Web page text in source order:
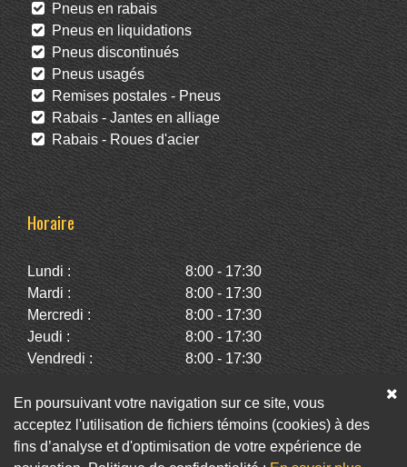
Pneus en rabais
Pneus en liquidations
Pneus discontinués
Pneus usagés
Remises postales - Pneus
Rabais - Jantes en alliage
Rabais - Roues d'acier
Horaire
Lundi :
8:00 - 17:30
Mardi :
8:00 - 17:30
Mercredi :
8:00 - 17:30
Jeudi :
8:00 - 17:30
Vendredi :
8:00 - 17:30
Dimanche :
Fermé
Facebook Twitter Infolettre
En poursuivant votre navigation sur ce site, vous
acceptez l'utilisation de fichiers témoins (cookies) à des
fins d’analyse et d'optimisation de votre expérience de